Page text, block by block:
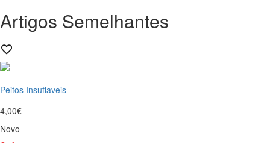
Artigos Semelhantes
Peitos Insuflaveis
4,00€
Novo